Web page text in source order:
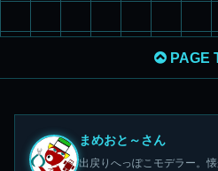
PAGE
まめおと～さん
出戻りへっぽこモデラー。